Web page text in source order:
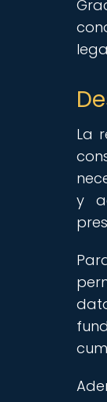
La
y